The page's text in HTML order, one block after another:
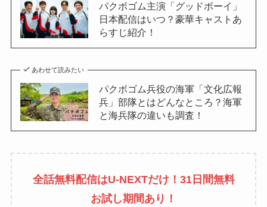
パクボゴム主演「グッドボーイ」
日本配信はいつ？豪華キャストあ
らすじ紹介！
あわせて読みたい
パクボゴム兵役の海軍「文化広報
兵」部隊とはどんなところ？海軍
と海兵隊の違いも調査！
全話無料配信はU-NEXTだけ！31日間無料
お試し期間あり！